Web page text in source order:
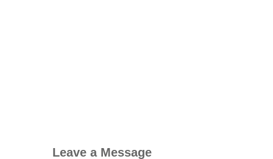
Leave a Message